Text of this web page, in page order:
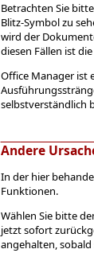
Betrachten Sie
Blitz-Symbol zu
wird der
diesen Fällen ist
Office Manager ist
selbstverständlich
Andere
In der hier
Funktionen.
Wählen Sie bitte
jetzt sofort
angehalten,